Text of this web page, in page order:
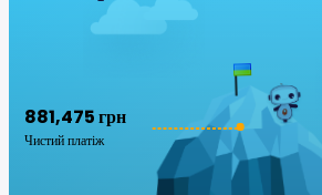
881,475 грн
Чистий платіж